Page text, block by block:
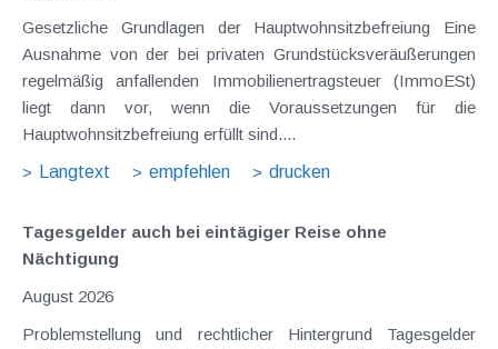
Gesetzliche Grundlagen der Hauptwohnsitzbefreiung Eine
Ausnahme von der bei privaten Grundstücksveräußerungen
regelmäßig anfallenden Immobilienertragsteuer (ImmoESt)
liegt dann vor, wenn die Voraussetzungen für die
Hauptwohnsitzbefreiung erfüllt sind....
Langtext
empfehlen drucken
Tagesgelder auch bei eintägiger Reise ohne
Nächtigung
August 2026
Problemstellung und rechtlicher Hintergrund Tagesgelder